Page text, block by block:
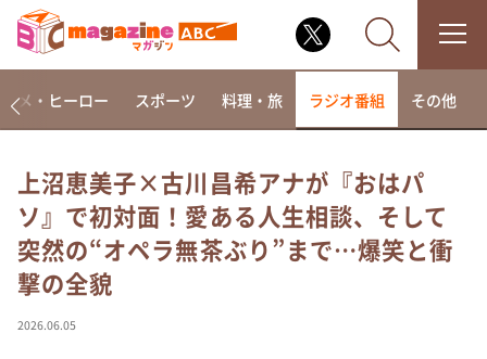
なるみ・岡村の過ぎるTV
相席食堂
これ余談なんですけど・・・
～人生密着トークバラエティ！～ やすとものいたっ
て真剣です
メ・ヒーロー スポーツ 料理・旅 ラジオ番組 その他
上沼恵美子×古川昌希アナが『おはパ
ソ』で初対面！愛ある人生相談、そして
突然の“オペラ無茶ぶり”まで…爆笑と衝
撃の全貌
2026.06.05